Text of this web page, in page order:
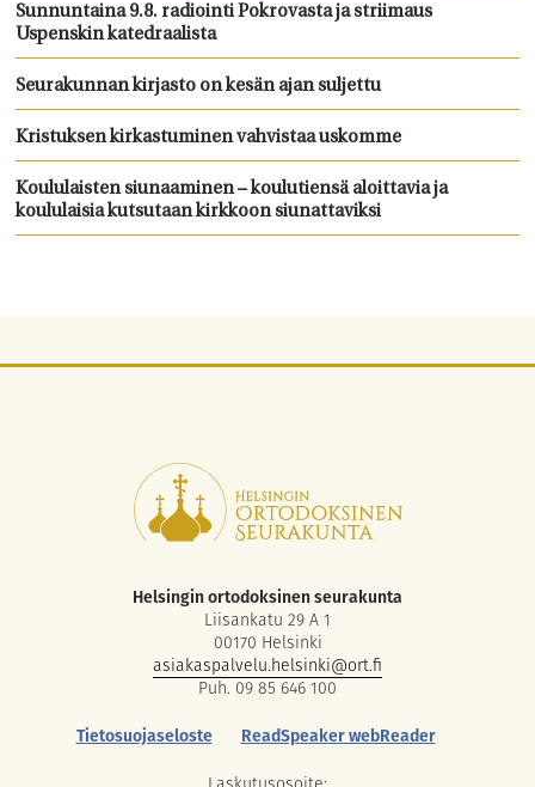
Sunnuntaina 9.8. radiointi Pokrovasta ja striimaus
Uspenskin katedraalista
Seurakunnan kirjasto on kesän ajan suljettu
Kristuksen kirkastuminen vahvistaa uskomme
Koululaisten siunaaminen – koulutiensä aloittavia ja
koululaisia kutsutaan kirkkoon siunattaviksi
Helsingin ortodoksinen seurakunta
Liisankatu 29 A 1
00170 Helsinki
asiakaspalvelu.helsinki@ort.fi
Puh. 09 85 646 100
Tietosuojaseloste
ReadSpeaker webReader